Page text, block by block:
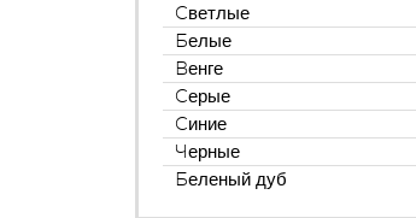
Светлые
Белые
Венге
Серые
Синие
Черные
Беленый дуб